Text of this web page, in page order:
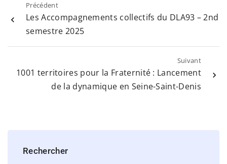
Précédent
Les Accompagnements collectifs du DLA93 – 2nd
semestre 2025
Suivant
1001 territoires pour la Fraternité : Lancement
de la dynamique en Seine-Saint-Denis
Rechercher